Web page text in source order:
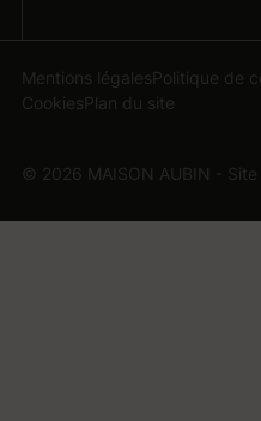
Mentions légalesPolitique de
CookiesPlan du site
© 2026 MAISON AUBIN - Site